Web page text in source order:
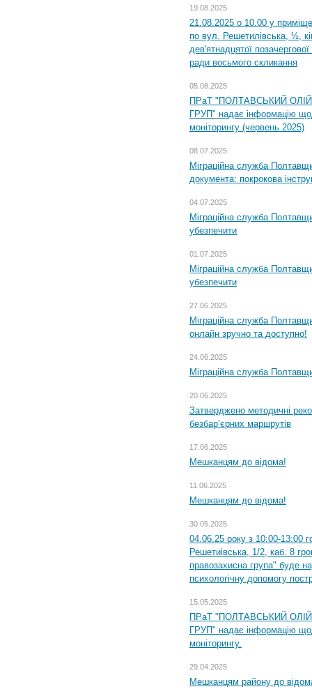
19.08.2025
21.08.2025 о 10.00 у
по вул. Решетилівська, ½,
дев'ятнадцятої
ради восьмого скликання
05.08.2025
ПРаТ "ПОЛТАВСЬКИЙ
ГРУП" надає інформацію
моніторингу (червень 2025)
08.07.2025
Міграційна служба
документа: покрокова
04.07.2025
Міграційна служба
убезпечити
01.07.2025
Міграційна служба
убезпечити
27.06.2025
Міграційна служба
онлайн зручно та доступно!
24.06.2025
Міграційна служба
20.06.2025
Затверджено методичні
безбар’єрних маршрутів
17.06.2025
Мешканцям до відома!
11.06.2025
Мешканцям до відома!
30.05.2025
04.06.25 року з 10:00-13:00
Решетиівська, 1/2, каб. 8
правозахисна група" буде
психологічну допомогу
15.05.2025
ПРаТ "ПОЛТАВСЬКИЙ
ГРУП" надає інформацію
моніторингу.
29.04.2025
Мешканцям району до